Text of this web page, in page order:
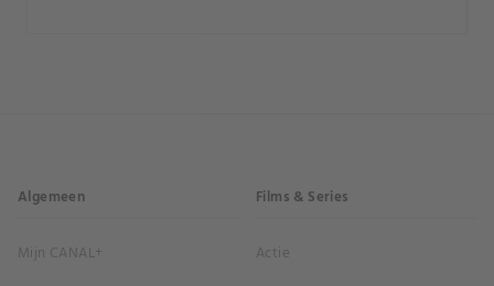
Algemeen
Mijn CANAL+
Films & Series
Actie